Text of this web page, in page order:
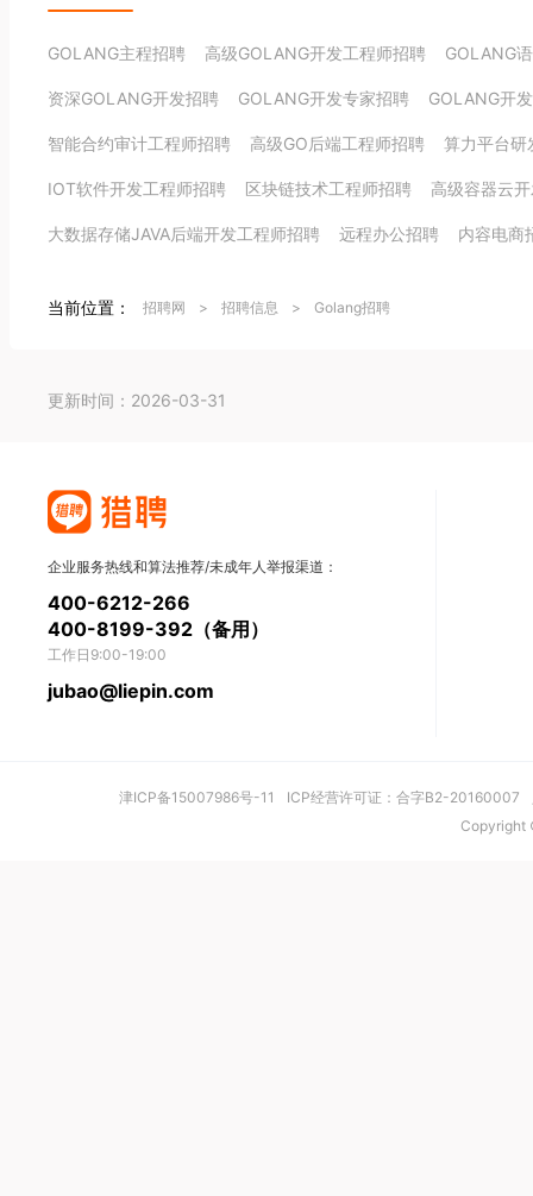
GOLANG主程招聘 高级GOLANG开发工程师招聘 GOLANG
资深GOLANG开发招聘 GOLANG开发专家招聘 GOLANG开
智能合约审计工程师招聘 高级GO后端工程师招聘 算力平台研
IOT软件开发工程师招聘 区块链技术工程师招聘 高级容器云
大数据存储JAVA后端开发工程师招聘 远程办公招聘 内容电商
当前位置： 招聘网 > 招聘信息 > Golang招聘
更新时间：2026-03-31